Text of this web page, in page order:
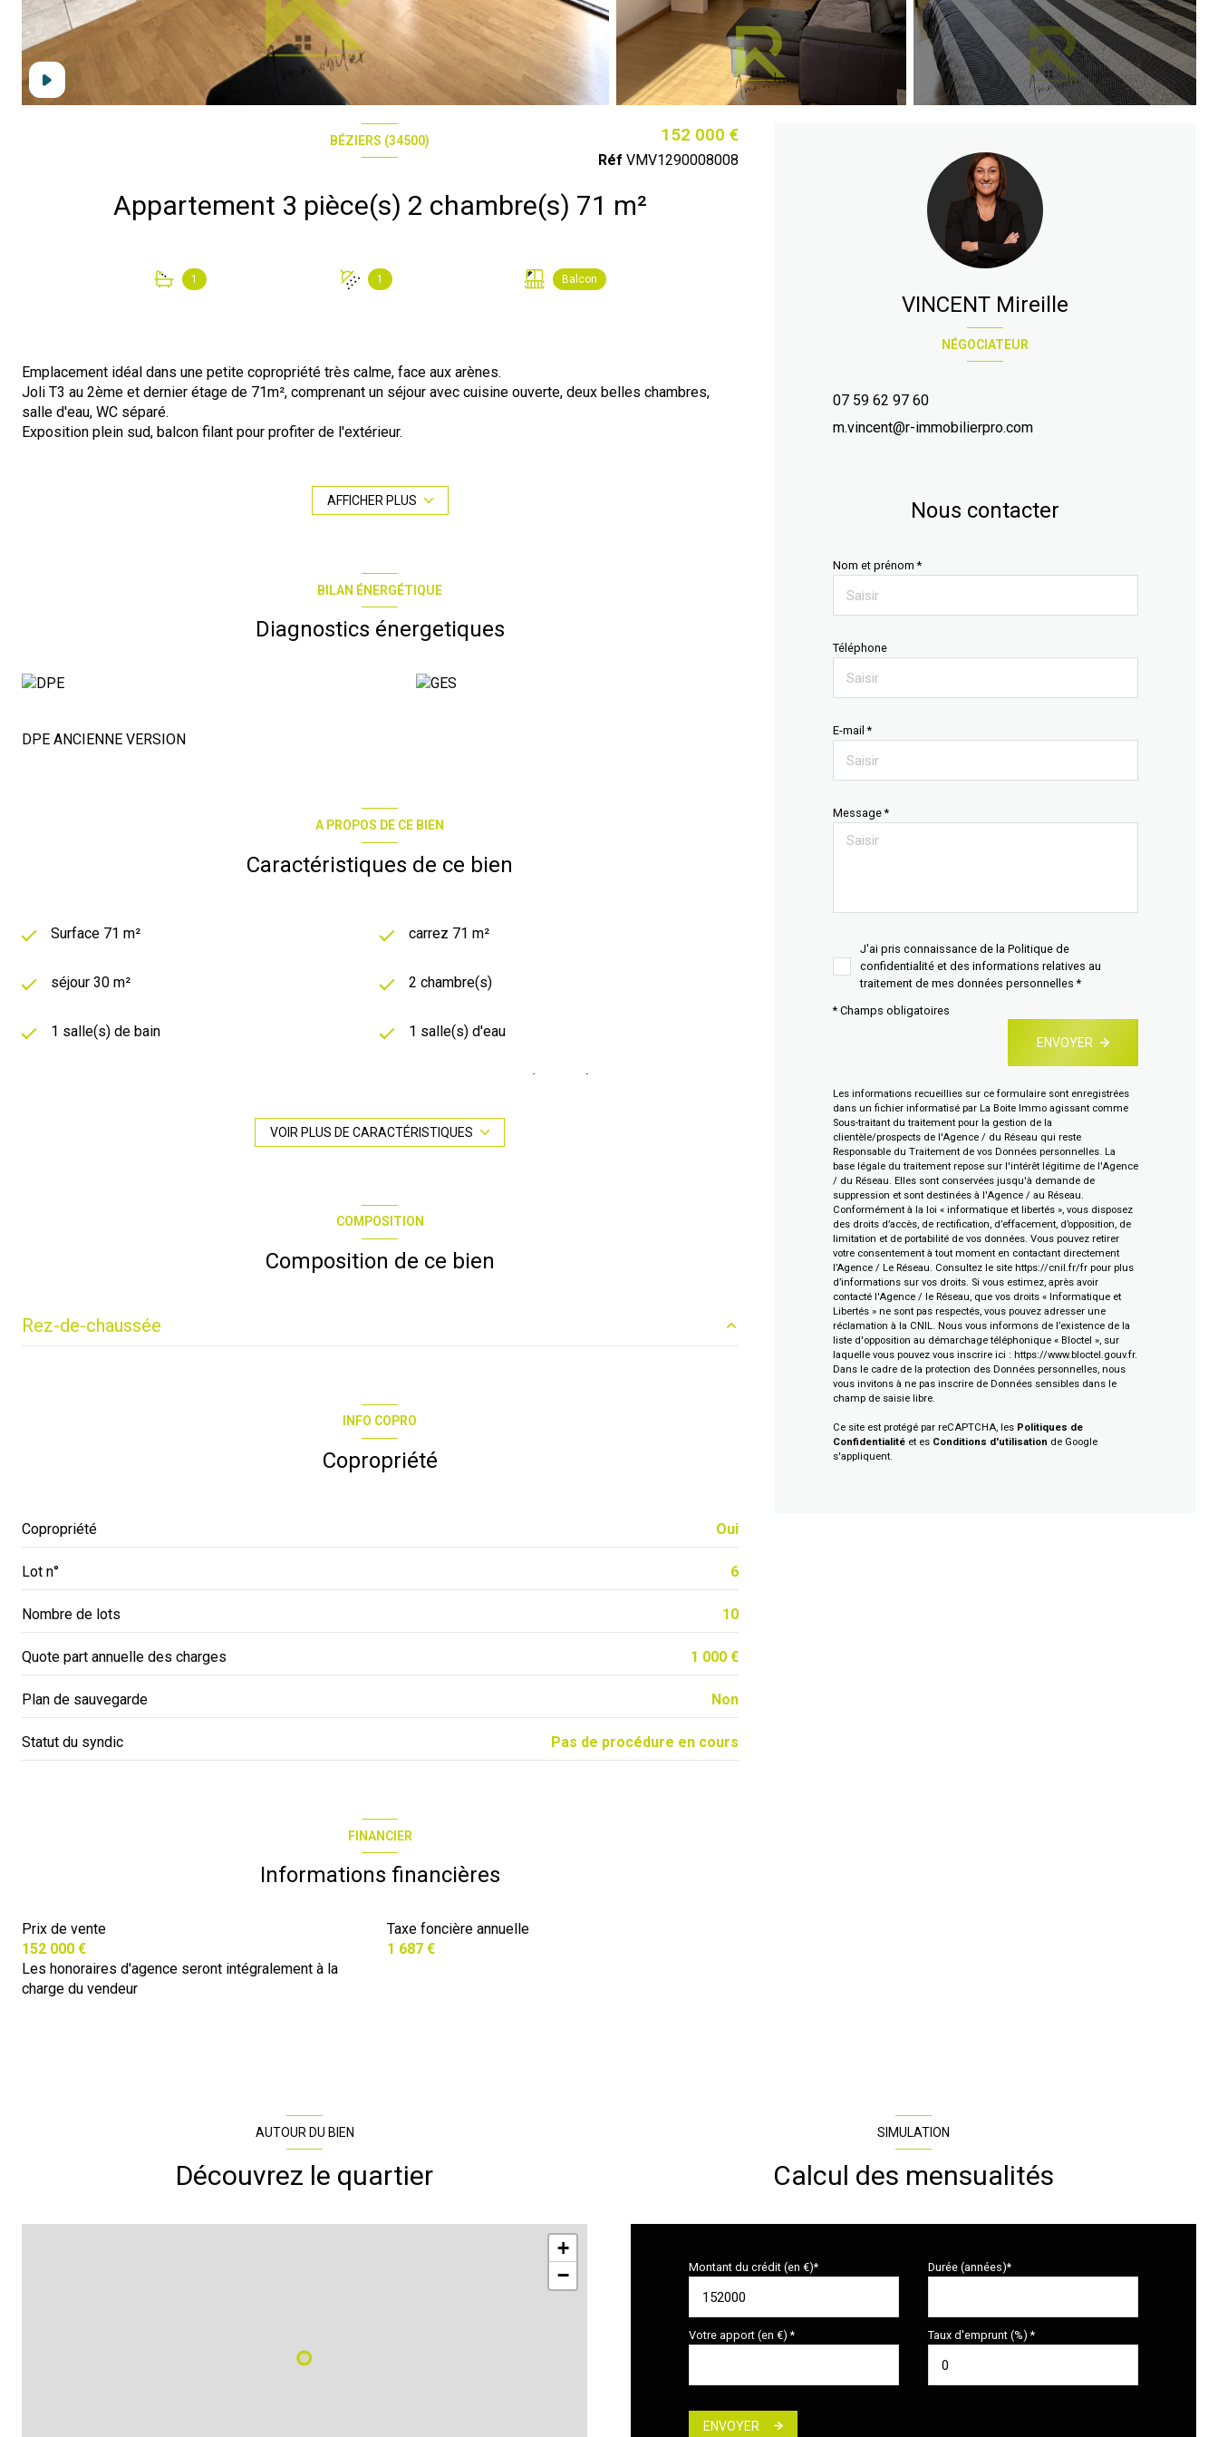
BÉZIERS (34500)
Appartement 3 pièce(s) 2 chambre(s) 71 m²
1 1 Balcon
152 000 €
Réf VMV1290008008
Emplacement idéal dans une petite copropriété très calme, face aux arènes.
Joli T3 au 2ème et dernier étage de 71m², comprenant un séjour avec cuisine ouverte, deux belles chambres,
salle d'eau, WC séparé.
Exposition plein sud, balcon filant pour profiter de l'extérieur.
Possibilité de louer un emplacement de stationnement à prix modéré.
m.vincent@r-immobilierpro.com
Agence de BESSAN - 25 avenue du 8 mai 1945 – BESSAN : 04.67.98.83.57
Bien soumis au statut juridique de la copropriété. Nb de lots : 6
Classe énergie : D-201 Classe climat : C-22
Montant moyen estimé des dépenses annuelles d’énergie, établie à partir des prix de l’énergie de l’année : 2021
Les informations sur les risques auxquels ce bien est exposé sont disponibles sur le site Géorisques :
AFFICHER PLUS
BILAN ÉNERGÉTIQUE
Diagnostics énergetiques
DPE ANCIENNE VERSION
A PROPOS DE CE BIEN
Caractéristiques de ce bien
Surface 71 m² carrez 71 m²
séjour 30 m² 2 chambre(s)
1 salle(s) de bain 1 salle(s) d'eau
cuisine américaine (équipée)
Chauffage individuel : chaudière (gaz de ville) Chauffage autre : air pulsé (climatisation)
vue Dégagée - Arènes
VOIR PLUS DE CARACTÉRISTIQUES
COMPOSITION
Composition de ce bien
Rez-de-chaussée
INFO COPRO
Copropriété
Copropriété Oui
Lot n° 6
Nombre de lots 10
Quote part annuelle des charges 1 000 €
Plan de sauvegarde Non
Statut du syndic Pas de procédure en cours
FINANCIER
Informations financières
Prix de vente
152 000 €
Les honoraires d'agence seront intégralement à la
charge du vendeur
Taxe foncière annuelle
1 687 €
NÉGOCIATEUR
VINCENT Mireille
07 59 62 97 60
m.vincent@r-immobilierpro.com
Nous contacter
Nom et prénom *
Téléphone
E-mail *
Message *
J'ai pris connaissance de la Politique de
confidentialité et des informations relatives au
traitement de mes données personnelles *
* Champs obligatoires
ENVOYER
Les informations recueillies sur ce formulaire sont enregistrées
dans un fichier informatisé par La Boite Immo agissant comme
Sous-traitant du traitement pour la gestion de la
clientèle/prospects de l'Agence / du Réseau qui reste
Responsable du Traitement de vos Données personnelles. La
base légale du traitement repose sur l'intérêt légitime de l'Agence
/ du Réseau. Elles sont conservées jusqu'à demande de
suppression et sont destinées à l'Agence / au Réseau.
Conformément à la loi « informatique et libertés », vous disposez
des droits d’accès, de rectification, d’effacement, d’opposition, de
limitation et de portabilité de vos données. Vous pouvez retirer
votre consentement à tout moment en contactant directement
l’Agence / Le Réseau. Consultez le site https://cnil.fr/frpour plus
d’informations sur vos droits. Si vous estimez, après avoir
contacté l'Agence / le Réseau, que vos droits « Informatique et
Libertés » ne sont pas respectés, vous pouvez adresser une
réclamation à la CNIL. Nous vous informons de l’existence de la
liste d'opposition au démarchage téléphonique « Bloctel », sur
laquelle vous pouvez vous inscrire ici : https://www.bloctel.gouv.fr.
Dans le cadre de la protection des Données personnelles, nous
vous invitons à ne pas inscrire de Données sensibles dans le
champ de saisie libre.
Ce site est protégé par reCAPTCHA, les Politiques de
Confidentialitéet es Conditions d'utilisation de Google
s'appliquent.
AUTOUR DU BIEN
Découvrez le quartier
+
−
SIMULATION
Calcul des mensualités
Montant du crédit (en €)* Durée (années)*
Votre apport (en €) * Taux d'emprunt (%) *
ENVOYER